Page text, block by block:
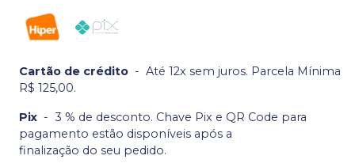
Cartão de crédito - Até 12x sem juros. Parcela Mínima
R$ 125,00.
Pix - 3 % de desconto. Chave Pix e QR Code para
pagamento estão disponíveis após a
finalização do seu pedido.